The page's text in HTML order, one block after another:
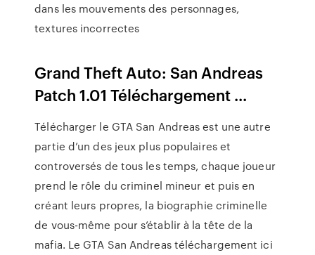
dans les mouvements des personnages,
textures incorrectes
Grand Theft Auto: San Andreas
Patch 1.01 Téléchargement ...
Télécharger le GTA San Andreas est une autre
partie d’un des jeux plus populaires et
controversés de tous les temps, chaque joueur
prend le rôle du criminel mineur et puis en
créant leurs propres, la biographie criminelle
de vous-même pour s’établir à la tête de la
mafia. Le GTA San Andreas téléchargement ici